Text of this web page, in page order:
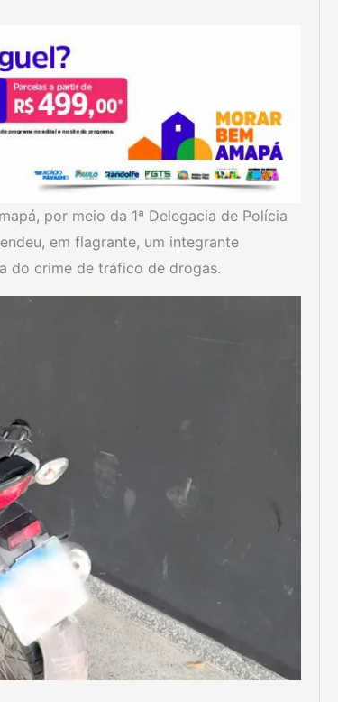
por meio da 1ª Delegacia de Polícia
em flagrante, um integrante
do crime de tráfico de drogas.